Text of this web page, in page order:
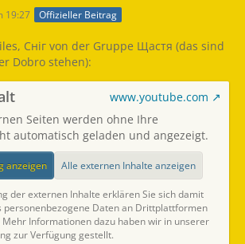
19:27 Offizieller Beitrag
Сніг von der Gruppe Щастя (das sind
Dobro stehen):
www.youtube.com
Seiten werden ohne Ihre
automatisch geladen und angezeigt.
anzeigen Alle externen Inhalte anzeigen
der externen Inhalte erklären Sie sich damit
personenbezogene Daten an Drittplattformen
Informationen dazu haben wir in unserer
zur Verfügung gestellt.